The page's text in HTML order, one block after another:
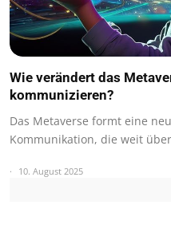
Wie verändert das
kommunizieren?
Das Metaverse formt eine
Kommunikation, die weit
10. August 2025